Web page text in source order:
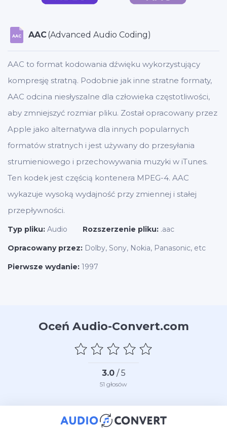
AAC AAC(Advanced Audio Coding)
AAC to format kodowania dźwięku wykorzystujący
kompresję stratną. Podobnie jak inne stratne formaty,
AAC odcina niesłyszalne dla człowieka częstotliwości,
aby zmniejszyć rozmiar pliku. Został opracowany przez
Apple jako alternatywa dla innych popularnych
formatów stratnych i jest używany do przesyłania
strumieniowego i przechowywania muzyki w iTunes.
Ten kodek jest częścią kontenera MPEG-4. AAC
wykazuje wysoką wydajność przy zmiennej i stałej
przepływności.
Typ pliku: Audio Rozszerzenie pliku: .aac
Opracowany przez: Dolby, Sony, Nokia, Panasonic, etc
Pierwsze wydanie: 1997
Oceń Audio-Convert.com
3.0/ 5
51 głosów